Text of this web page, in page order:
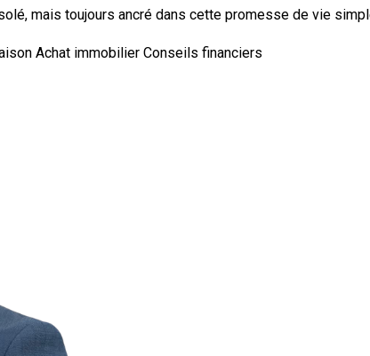
mais toujours ancré dans cette promesse de vie
Achat immobilier Conseils financiers